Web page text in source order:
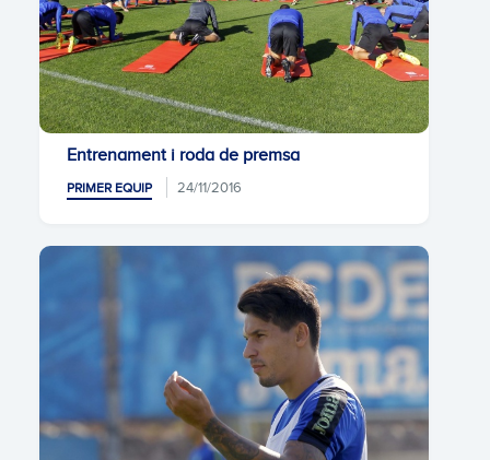
Entrenament i roda de premsa
PRIMER EQUIP 24/11/2016